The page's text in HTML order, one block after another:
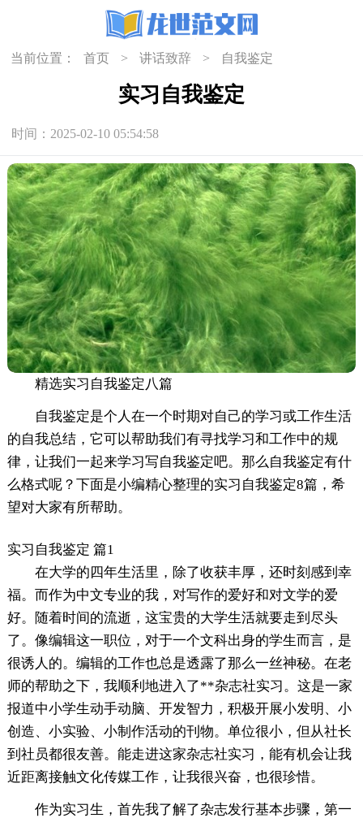
当前位置： 首页 > 讲话致辞 > 自我鉴定
实习自我鉴定
时间：2025-02-10 05:54:58
精选实习自我鉴定八篇
自我鉴定是个人在一个时期对自己的学习或工作生活
的自我总结，它可以帮助我们有寻找学习和工作中的规
律，让我们一起来学习写自我鉴定吧。那么自我鉴定有什
么格式呢？下面是小编精心整理的实习自我鉴定8篇，希
望对大家有所帮助。
实习自我鉴定 篇1
在大学的四年生活里，除了收获丰厚，还时刻感到幸
福。而作为中文专业的我，对写作的爱好和对文学的爱
好。随着时间的流逝，这宝贵的大学生活就要走到尽头
了。像编辑这一职位，对于一个文科出身的学生而言，是
很诱人的。编辑的工作也总是透露了那么一丝神秘。在老
师的帮助之下，我顺利地进入了**杂志社实习。这是一家
报道中小学生动手动脑、开发智力，积极开展小发明、小
创造、小实验、小制作活动的刊物。单位很小，但从社长
到社员都很友善。能走进这家杂志社实习，能有机会让我
近距离接触文化传媒工作，让我很兴奋，也很珍惜。
作为实习生，首先我了解了杂志发行基本步骤，第一